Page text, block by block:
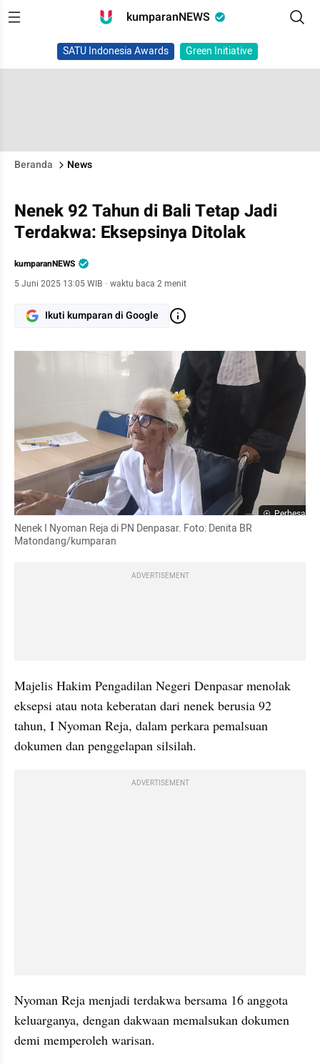
kumparanNEWS
SATU Indonesia Awards Green Initiative
Beranda News
Nenek 92 Tahun di Bali Tetap Jadi
Terdakwa: Eksepsinya Ditolak
kumparanNEWS
5 Juni 2025 13:05 WIB · waktu baca 2 menit
Ikuti kumparan di Google
Perbesar
Nenek I Nyoman Reja di PN Denpasar. Foto: Denita BR
Matondang/kumparan
ADVERTISEMENT
Majelis Hakim Pengadilan Negeri Denpasar menolak
eksepsi atau nota keberatan dari nenek berusia 92
tahun, I Nyoman Reja, dalam perkara pemalsuan
dokumen dan penggelapan silsilah.
ADVERTISEMENT
Nyoman Reja menjadi terdakwa bersama 16 anggota
keluarganya, dengan dakwaan memalsukan dokumen
demi memperoleh warisan.